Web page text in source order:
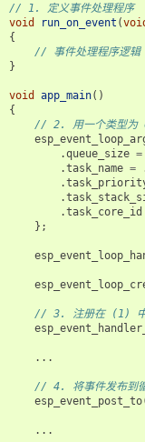
// 1. 定义事件处理程序
void
run_on_event (
{
// 事件处理程序逻辑
}
void app_main()
{
// 2. 用一个类型为
.queue_size =
.task_name =
.
.
.task_core_id
};
// 3. 注册在 (1) 中定
...
// 4. 将事件发布到循
esp_event_post_to
...